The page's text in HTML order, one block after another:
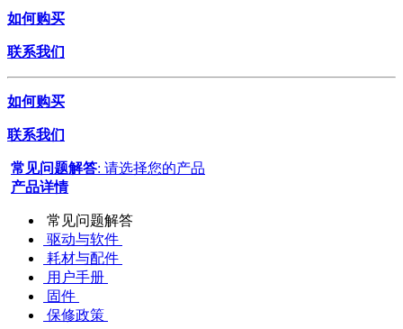
如何购买
联系我们
如何购买
联系我们
常见问题解答: 请选择您的产品
产品详情
常见问题解答
驱动与软件
耗材与配件
用户手册
固件
保修政策